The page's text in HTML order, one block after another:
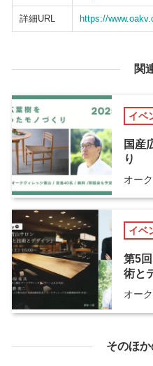
詳細URL https://
関
イベ
国産
り
オー
イベ
第5
術と
オー
そのほ